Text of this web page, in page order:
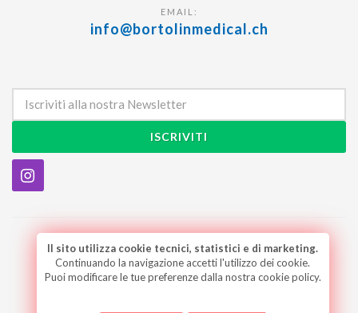
EMAIL:
info@bortolinmedical.ch
ISCRIVITI
Home / Prodotti / Storia / Contatti / Login /
Condizioni generali
Il sito utilizza cookie tecnici, statistici e di marketing.
Continuando la navigazione accetti l'utilizzo dei cookie.
Puoi modificare le tue preferenze dalla nostra cookie policy.